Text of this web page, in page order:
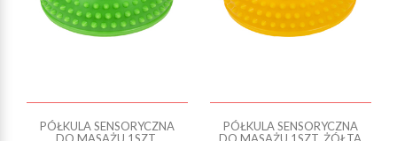
PÓŁKULA SENSORYCZNA
PÓŁKULA SENSORYCZNA